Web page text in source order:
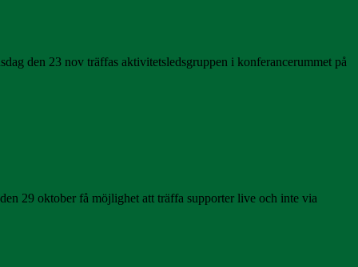
den 23 nov träffas aktivitetsledsgruppen i konferancerummet på
29 oktober få möjlighet att träffa supporter live och inte via